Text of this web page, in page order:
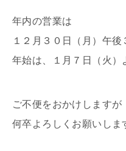
年内の営業は
１２月３０日（月）午後
年始は、１月７日（火）
ご不便をおかけしますが
何卒よろしくお願いしま